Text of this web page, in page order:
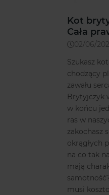
Kot
Cała
02/06/
Szukasz
chodzący
zawału
Brytyjczyk
w końcu
ras w
zakochasz
okrągłych
na co tak
mają
musi